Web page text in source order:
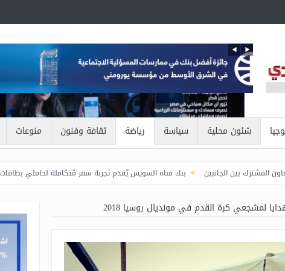
شئون محلية سياسة رياضة ثقافة وفنون منوعات
بنك قناة السويس يُقدم تجربة سفر مُتكاملة لحاملي بطاقات Visa الائتمانية
“منحة علماء المستقبل” استعدادًا لقبول طلاب جدد خلال العام الجامعي القادم*
لمشجعي كرة القدم في مونديال روسيا 2018